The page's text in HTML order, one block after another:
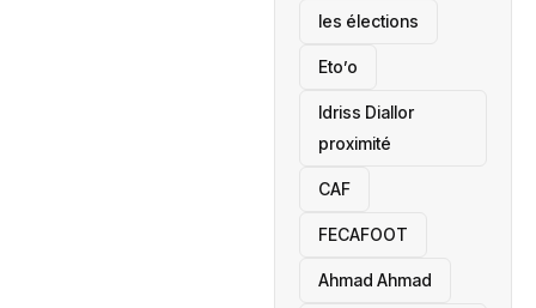
les élections
Eto’o
Idriss Diallor
proximité
CAF
FECAFOOT
‎Ahmad Ahmad